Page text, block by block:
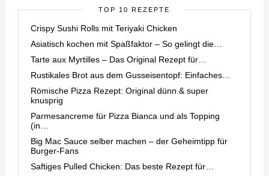
TOP 10 REZEPTE
Crispy Sushi Rolls mit Teriyaki Chicken
Asiatisch kochen mit Spaßfaktor – So gelingt die…
Tarte aux Myrtilles – Das Original Rezept für…
Rustikales Brot aus dem Gusseisentopf: Einfaches…
Römische Pizza Rezept: Original dünn & super
knusprig
Parmesancreme für Pizza Bianca und als Topping
(in…
Big Mac Sauce selber machen – der Geheimtipp für
Burger-Fans
Saftiges Pulled Chicken: Das beste Rezept für…